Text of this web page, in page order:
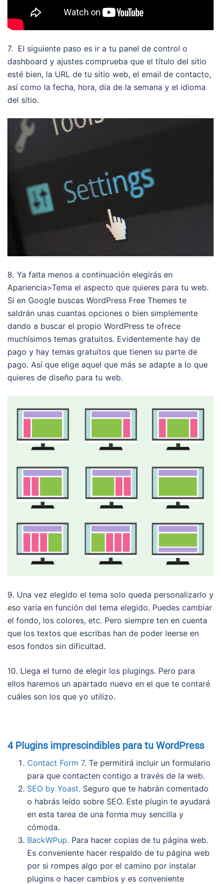
7. El siguiente paso es ir a tu panel de control o
dashboard y ajustes comprueba que el título del sitio
esté bien, la URL de tu sitio web, el email de contacto,
así como la fecha, hora, día de la semana y el idioma
del sitio.
8. Ya falta menos a continuación elegirás en
Apariencia>Tema el aspecto que quieres para tu web.
Si en Google buscas WordPress Free Themes te
saldrán unas cuantas opciones o bien simplemente
dando a buscar el propio WordPress te ofrece
muchísimos temas gratuitos. Evidentemente hay de
pago y hay temas gratuitos que tienen su parte de
pago. Así que elige aquel que más se adapte a lo que
quieres de diseño para tu web.
9. Una vez elegido el tema solo queda personalizarlo y
eso varía en función del tema elegido. Puedes cambiar
el fondo, los colores, etc. Pero siempre ten en cuenta
que los textos que escribas han de poder leerse en
esos fondos sin dificultad.
10. Llega el turno de elegir los plugings. Pero para
ellos haremos un apartado nuevo en el que te contaré
cuáles son los que yo utilizo.
4 Plugins imprescindibles para tu WordPress
Contact Form 7. Te permitirá incluir un formulario
para que contacten contigo a través de la web.
SEO by Yoast. Seguro que te habrán comentado
o habrás leído sobre SEO. Este plugin te ayudará
en esta tarea de una forma muy sencilla y
cómoda.
BackWPup. Para hacer copias de tu página web.
Es conveniente hacer respaldo de tu página web
por si rompes algo por el camino por instalar
plugins o hacer cambios y es conveniente